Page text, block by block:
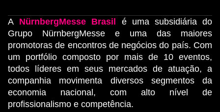
A NürnbergMesse Brasil
é uma subsidiária do
Grupo NürnbergMesse e uma das maiores
promotoras de encontros de negócios do país. Com
um portfólio composto por mais de 10 eventos,
todos líderes em seus mercados de atuação, a
companhia movimenta diversos segmentos da
economia nacional, com alto nível de
profissionalismo e competência.